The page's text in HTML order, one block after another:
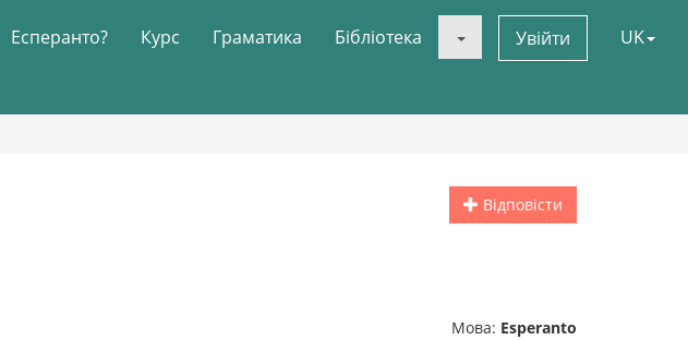
Есперанто? Курс Граматика Бібліотека Увійти UK
Відповісти
Мова: Esperanto